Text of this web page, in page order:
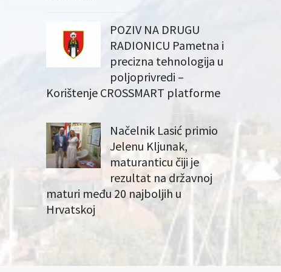
POZIV NA DRUGU
RADIONICU Pametna i
precizna tehnologija u
poljoprivredi –
Korištenje CROSSMART platforme
Načelnik Lasić primio
Jelenu Kljunak,
maturanticu čiji je
rezultat na državnoj
maturi među 20 najboljih u
Hrvatskoj